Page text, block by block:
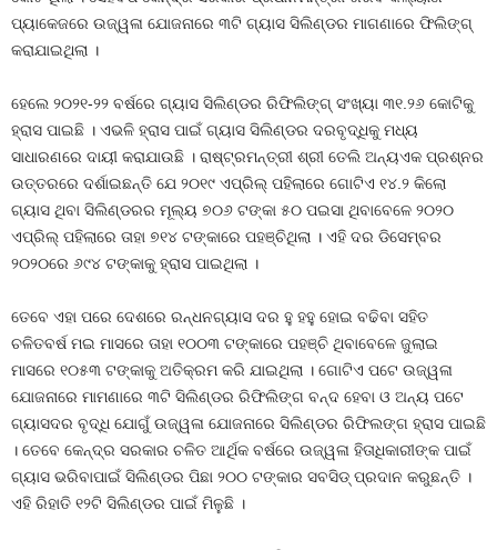
ପ୍ୟାକେଜରେ ଉଜ୍ୱଳା ଯୋଜନାରେ ୩ଟି ଗ୍ୟାସ ସିଲିଣ୍ଡର ମାଗଣାରେ ଫିଲିଙ୍ଗ୍‍
କରାଯାଇଥିଲା ।
ହେଲେ ୨୦୨୧-୨୨ ବର୍ଷରେ ଗ୍ୟାସ ସିଲିଣ୍ଡର ରିଫିଲିଙ୍ଗ୍‍ ସଂଖ୍ୟା ୩୧.୨୬ କୋଟିକୁ
ହ୍ରାସ ପାଇଛି । ଏଭଳି ହ୍ରାସ ପାଇଁ ଗ୍ୟାସ ସିଲିଣ୍ଡର ଦରବୃଦ୍ଧିକୁ ମଧ୍ୟ
ସାଧାରଣରେ ଦାୟୀ କରାଯାଉଛି । ରାଷ୍ଟ୍ରମନ୍ତ୍ରୀ ଶ୍ରୀ ତେଲି ଅନ୍ୟଏକ ପ୍ରଶ୍ନର
ଉତ୍ତରରେ ଦର୍ଶାଇଛନ୍ତି ଯେ ୨୦୧୯ ଏପ୍ରିଲ୍‍ ପହିଲାରେ ଗୋଟିଏ ୧୪.୨ କିଲୋ
ଗ୍ୟାସ ଥିବା ସିଲିଣ୍ଡରର ମୂଲ୍ୟ ୭୦୬ ଟଙ୍କା ୫୦ ପଇସା ଥିବାବେଳେ ୨୦୨୦
ଏପ୍ରିଲ୍‍ ପହିଲାରେ ତାହା ୭୧୪ ଟଙ୍କାରେ ପହଞ୍ଚିଥିଲା । ଏହି ଦର ଡିସେମ୍ବର
୨୦୨୦ରେ ୬୯୪ ଟଙ୍କାକୁ ହ୍ରାସ ପାଇଥିଲା ।
ତେବେ ଏହା ପରେ ଦେଶରେ ରନ୍ଧନଗ୍ୟାସ ଦର ହୁ ହହୁ ହୋଇ ବଢିବା ସହିତ
ଚଳିତବର୍ଷ ମଇ ମାସରେ ତାହା ୧୦୦୩ ଟଙ୍କାରେ ପହଞ୍ଚି ଥିବାବେଳେ ଜୁଲାଇ
ମାସରେ ୧୦୫୩ ଟଙ୍କାକୁ ଅତିକ୍ରମ କରି ଯାଇଥିଲା । ଗୋଟିଏ ପଟେ ଉଜ୍ୱଳା
ଯୋଜନାରେ ମାମଣାରେ ୩ଟି ସିଲିଣ୍ଡର ରିଫିଲିଙ୍ଗ ବନ୍ଦ ହେବା ଓ ଅନ୍ୟ ପଟେ
ଗ୍ୟାସଦର ବୃଦ୍ଧି ଯୋଗୁଁ ଉଜ୍ୱଳା ଯୋଜନାରେ ସିଲିଣ୍ଡର ରିଫିଲଙ୍ଗ ହ୍ରାସ ପାଇଛି
। ତେବେ କେନ୍ଦ୍ର ସରକାର ଚଳିତ ଆର୍ଥିକ ବର୍ଷରେ ଉଜ୍ୱଳା ହିତାଧିକାରୀଙ୍କ ପାଇଁ
ଗ୍ୟାସ ଭରିବାପାଇଁ ସିଲିଣ୍ଡର ପିଛା ୨୦୦ ଟଙ୍କାର ସବସିଡ୍‍ ପ୍ରଦାନ କରୁଛନ୍ତି ।
ଏହି ରିହାତି ୧୨ଟି ସିଲିଣ୍ଡର ପାଇଁ ମିଳୁଛି ।